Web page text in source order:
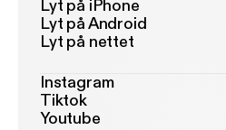
Lyt på iPhone
Lyt på Android
Lyt på nettet
Instagram
Tiktok
Youtube